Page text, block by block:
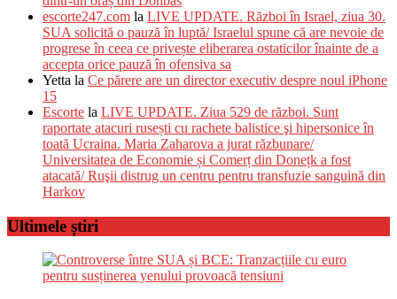
escorte247.com la LIVE UPDATE. Război în Israel, ziua 30.
SUA solicită o pauză în luptă/ Israelul spune că are nevoie de
progrese în ceea ce privește eliberarea ostaticilor înainte de a
accepta orice pauză în ofensiva sa
Yetta la Ce părere are un director executiv despre noul iPhone
15
Escorte la LIVE UPDATE. Ziua 529 de război. Sunt
raportate atacuri rusești cu rachete balistice şi hipersonice în
toată Ucraina. Maria Zaharova a jurat răzbunare/
Universitatea de Economie și Comerț din Donețk a fost
atacată/ Ruşii distrug un centru pentru transfuzie sanguină din
Harkov
Ultimele știri